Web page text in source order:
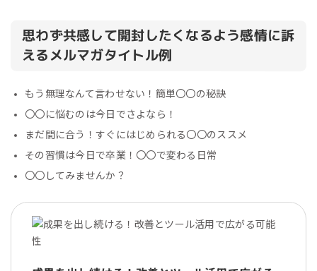
思わず共感して開封したくなるよう感情に訴
えるメルマガタイトル例
もう無理なんて言わせない！簡単〇〇の秘訣
〇〇に悩むのは今日でさよなら！
まだ間に合う！すぐにはじめられる〇〇のススメ
その習慣は今日で卒業！〇〇で変わる日常
〇〇してみませんか？